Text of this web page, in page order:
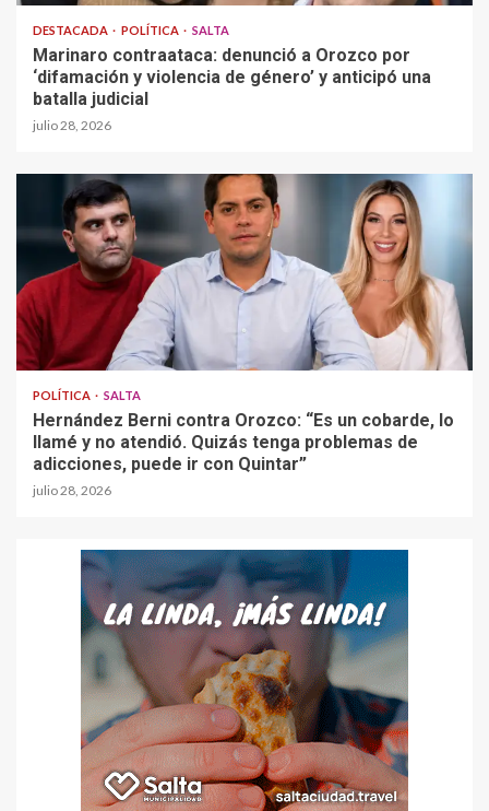
DESTACADA POLÍTICA SALTA
Marinaro contraataca: denunció a Orozco por
‘difamación y violencia de género’ y anticipó una
batalla judicial
julio 28, 2026
POLÍTICA SALTA
Hernández Berni contra Orozco: “Es un cobarde, lo
llamé y no atendió. Quizás tenga problemas de
adicciones, puede ir con Quintar”
julio 28, 2026